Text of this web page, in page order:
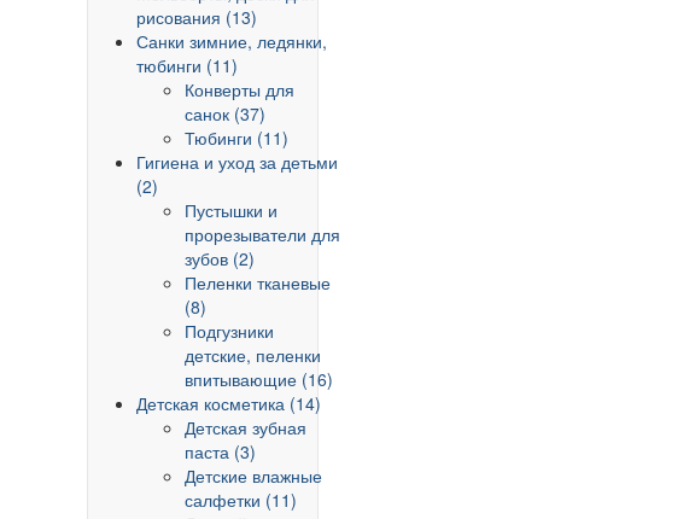
рисования (13)
Санки зимние, ледянки,
тюбинги (11)
Конверты для
санок (37)
Тюбинги (11)
Гигиена и уход за детьми
(2)
Пустышки и
прорезыватели для
зубов (2)
Пеленки тканевые
(8)
Подгузники
детские, пеленки
впитывающие (16)
Детская косметика (14)
Детская зубная
паста (3)
Детские влажные
салфетки (11)